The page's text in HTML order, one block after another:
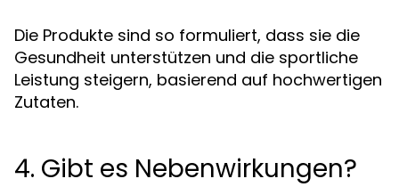
Die Produkte sind so formuliert, dass sie die
Gesundheit unterstützen und die sportliche
Leistung steigern, basierend auf hochwertigen
Zutaten.
4. Gibt es Nebenwirkungen?